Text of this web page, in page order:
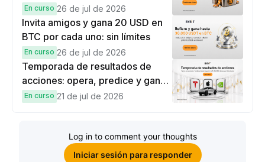
hasta 9,999 USDT en
recompensas
En curso 26 de jul de 2026
Invita amigos y gana 20 USD en
BTC por cada uno: sin límites
En curso 26 de jul de 2026
Temporada de resultados de
acciones: opera, predice y gana
una Cybertruck.
En curso 21 de jul de 2026
Log in to comment your thoughts
Iniciar sesión para responder